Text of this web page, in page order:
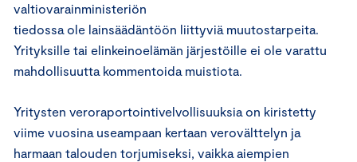
valtiovarainministeriön
tiedossa ole lainsäädäntöön liittyviä muutostarpeita.
Yrityksille tai elinkeinoelämän järjestöille ei ole varattu
mahdollisuutta kommentoida muistiota.
Yritysten veroraportointivelvollisuuksia on kiristetty
viime vuosina useampaan kertaan verovälttelyn ja
harmaan talouden torjumiseksi, vaikka aiempien